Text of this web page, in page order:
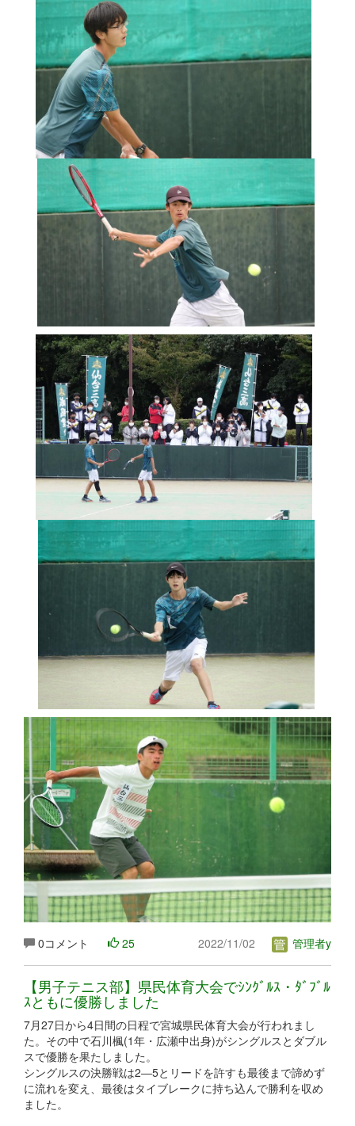
0コメント 25 2022/11/02 管理者y
【男子テニス部】県民体育大会でｼﾝｸﾞﾙｽ・ﾀﾞﾌﾞﾙ
ｽともに優勝しました
7月27日から4日間の日程で宮城県民体育大会が行われまし
た。その中で石川楓(1年・広瀬中出身)がシングルスとダブル
スで優勝を果たしました。
シングルスの決勝戦は2―5とリードを許すも最後まで諦めず
に流れを変え、最後はタイブレークに持ち込んで勝利を収め
ました。